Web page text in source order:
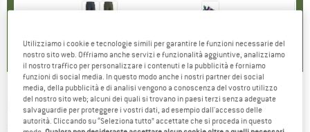
MALOJA -FinkM. - Pantaloni da ciclismo
(0)
Utilizziamo i cookie e tecnologie simili per garantire le funzioni necessarie del
nostro sito web. Offriamo anche servizi e funzionalità aggiuntive, analizziamo
il nostro traffico per personalizzare i contenuti e la pubblicità e forniamo
funzioni di social media. In questo modo anche i nostri partner dei social
media, della pubblicità e di analisi vengono a conoscenza del vostro utilizzo
del nostro sito web; alcuni dei quali si trovano in paesi terzi senza adeguate
salvaguardie per proteggere i vostri dati, ad esempio dall'accesso delle
autorità. Cliccando su “Seleziona tutto” accettate che si proceda in questo